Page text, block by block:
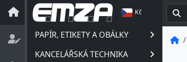
Kč
PAPÍR, ETIKETY A OBÁLKY
KANCELÁŘSKÁ TECHNIKA